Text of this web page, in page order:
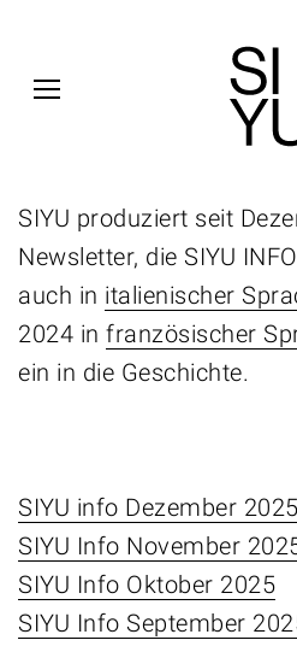
SIYU produziert seit
Newsletter, die SIYU
auch in italienischer
2024 in französischer
ein in die Geschichte.
SIYU info Dezember 2025
SIYU Info November
SIYU Info Oktober 2025
SIYU Info September